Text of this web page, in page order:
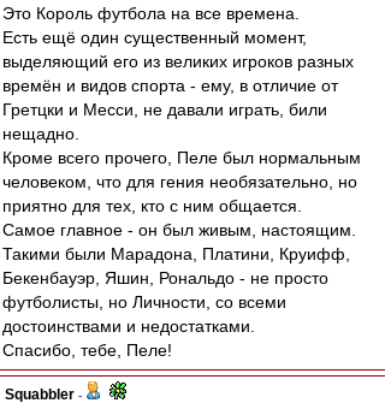
Это Король футбола на все времена.
Есть ещё один существенный момент,
выделяющий его из великих игроков разных
времён и видов спорта - ему, в отличие от
Гретцки и Месси, не давали играть, били
нещадно.
Кроме всего прочего, Пеле был нормальным
человеком, что для гения необязательно, но
приятно для тех, кто с ним общается.
Самое главное - он был живым, настоящим.
Такими были Марадона, Платини, Круифф,
Бекенбауэр, Яшин, Рональдо - не просто
футболисты, но Личности, со всеми
достоинствами и недостатками.
Спасибо, тебе, Пеле!
Squabbler -